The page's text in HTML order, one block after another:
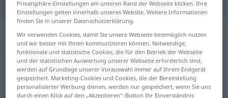
„Kriegsschauplatz“ : Maskulinum
Kriegsschauplatzm
Übersicht aller Übersetzungen
(Für mehr Details die Übersetzung anklicken/antippen)
Privatsphäre-Einstellungen am unteren Rand der Webseite klicken. Ihre
Einstellungen gelten innerhalb unseres Website. Weitere Informationen
finden Sie in unserer Datenschutzerklärung.
Wir verwenden Cookies, damit Sie unsere Webseite bestmöglich nutzen
und wir besser mit Ihnen kommunizieren können. Notwendige,
funktionale und statistische Cookies, die für den Betrieb der Webseite
und der statistischen Auswertung unserer Webseite erforderlich sind,
werden auf Grundlage unserer Vorauswahl immer auf Ihrem Endgerät
gespeichert. Marketing-Cookies und Cookies, die der Bereitstellung
personalisierter Werbung dienen, werden nur gespeichert, wenn Sie uns
durch einen Klick auf den „Akzeptieren“-Button Ihr Einverständnis